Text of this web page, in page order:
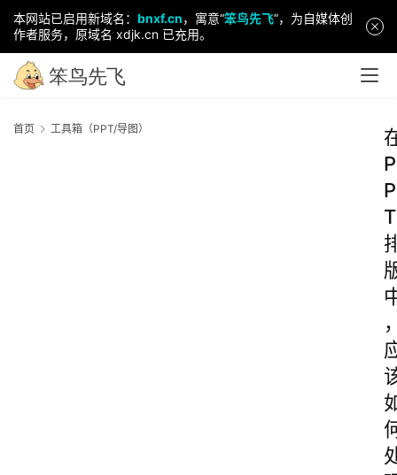
本网站已启用新域名： bnxf.cn，寓意“笨鸟先飞”，为自媒体创
作者服务，原域名 xdjk.cn 已充用。
首页 工具箱（PPT/导图）
P
P
T